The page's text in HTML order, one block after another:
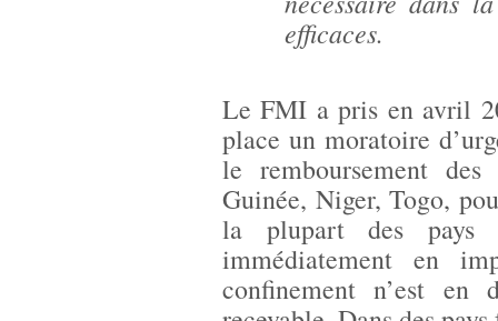
efficaces.
Le FMI a pris en avril
place un moratoire
le remboursement
Guinée, Niger, Togo,
la plupart des pays
immédiatement en
confinement n’est en